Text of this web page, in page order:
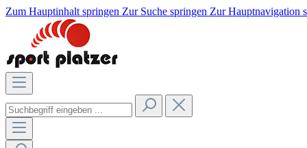
Zum Hauptinhalt springen Zur Suche springen Zur Hauptnavigation